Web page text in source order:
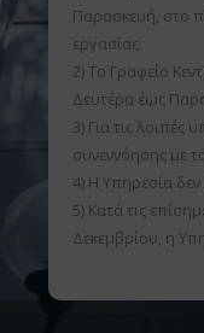
Παρασκευή, στο
εργασίας.
2) Το Γραφείο
Δευτέρα έως
3) Για τις λοιπές
συνεννόησης με
4) Η Υπηρεσία δεν
5) Κατά τις
Δεκεμβρίου, η